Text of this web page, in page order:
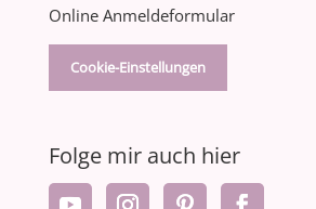
Online Anmeldeformular
Cookie-Einstellungen
Folge mir auch hier